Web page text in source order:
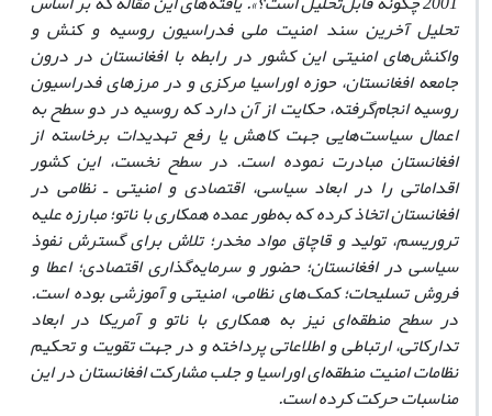
تحلیل آخرین سند امنیت ملی فدراسیون روسیه و کنش و
واکنش‌های امنیتی این کشور در رابطه با افغانستان در درون
جامعه افغانستان، حوزه اوراسیا مرکزی و در مرزهای فدراسیون
روسیه انجام‌گرفته، حکایت از آن دارد که روسیه در دو سطح به
اعمال سیاست‌هایی جهت کاهش یا رفع تهدیدات برخاسته از
افغانستان مبادرت نموده است. در سطح نخست، این کشور
اقداماتی را در ابعاد سیاسی، اقتصادی و امنیتی ـ نظامی در
افغانستان اتخاذ کرده که به‌طور عمده همکاری با ناتو؛ مبارزه علیه
تروریسم، تولید و قاچاق مواد مخدر؛ تلاش برای گسترش نفوذ
سیاسی در افغانستان؛ حضور و سرمایه‌گذاری اقتصادی؛ اعطا و
فروش تسلیحات؛ کمک‌های نظامی، امنیتی و آموزشی بوده است.
در سطح منطقه‌ای نیز به همکاری با ناتو و آمریکا در ابعاد
تدارکاتی، ارتباطی و اطلاعاتی پرداخته و در جهت تقویت و تحکیم
نظامات امنیت منطقه‌ای اوراسیا و جلب مشارکت افغانستان در این
مناسبات حرکت کرده است.